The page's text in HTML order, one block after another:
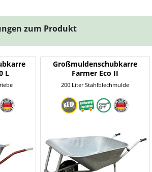
zum Produkt
L
Großmuldenschubkarre
Farmer Eco II
200 Liter Stahlblechmulde